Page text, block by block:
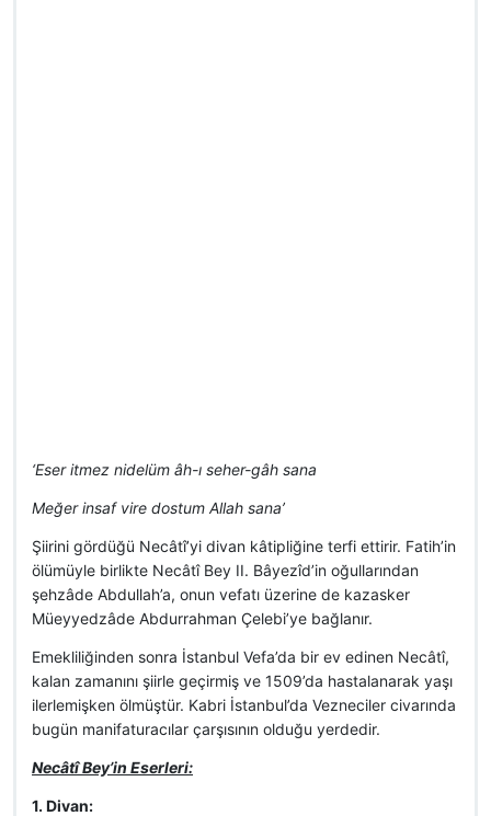
‘Eser itmez nidelüm âh-ı seher-gâh sana
Meğer insaf vire dostum Allah sana’
Şiirini gördüğü Necâtî’yi divan kâtipliğine terfi ettirir. Fatih’in
ölümüyle birlikte Necâtî Bey II. Bâyezîd’in oğullarından
şehzâde Abdullah’a, onun vefatı üzerine de kazasker
Müeyyedzâde Abdurrahman Çelebi’ye bağlanır.
Emekliliğinden sonra İstanbul Vefa’da bir ev edinen Necâtî,
kalan zamanını şiirle geçirmiş ve 1509’da hastalanarak yaşı
ilerlemişken ölmüştür. Kabri İstanbul’da Vezneciler civarında
bugün manifaturacılar çarşısının olduğu yerdedir.
Necâtî Bey’in Eserleri:
1. Divan: